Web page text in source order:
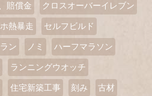
賠償金 クロスオーバーイレブン
熱暴走 セルフビルド
ン ノミ ハーフマラソン
ランニングウオッチ
住宅新築工事 刻み 古材